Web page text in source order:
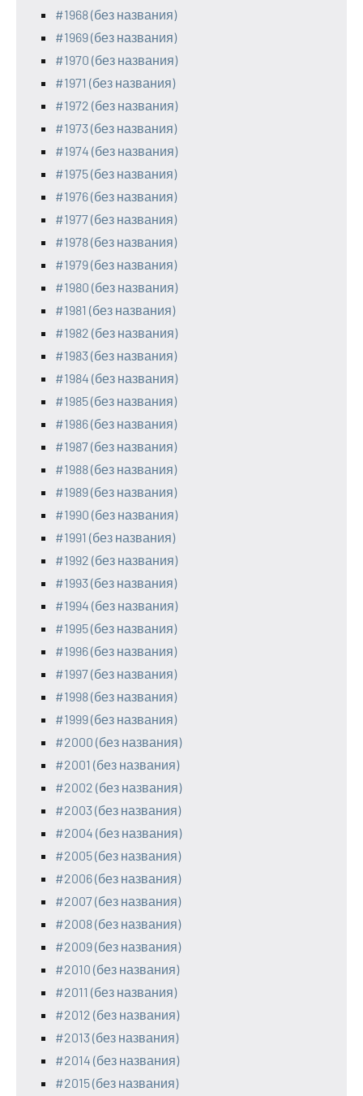
#1968 (без названия)
#1969 (без названия)
#1970 (без названия)
#1971 (без названия)
#1972 (без названия)
#1973 (без названия)
#1974 (без названия)
#1975 (без названия)
#1976 (без названия)
#1977 (без названия)
#1978 (без названия)
#1979 (без названия)
#1980 (без названия)
#1981 (без названия)
#1982 (без названия)
#1983 (без названия)
#1984 (без названия)
#1985 (без названия)
#1986 (без названия)
#1987 (без названия)
#1988 (без названия)
#1989 (без названия)
#1990 (без названия)
#1991 (без названия)
#1992 (без названия)
#1993 (без названия)
#1994 (без названия)
#1995 (без названия)
#1996 (без названия)
#1997 (без названия)
#1998 (без названия)
#1999 (без названия)
#2000 (без названия)
#2001 (без названия)
#2002 (без названия)
#2003 (без названия)
#2004 (без названия)
#2005 (без названия)
#2006 (без названия)
#2007 (без названия)
#2008 (без названия)
#2009 (без названия)
#2010 (без названия)
#2011 (без названия)
#2012 (без названия)
#2013 (без названия)
#2014 (без названия)
#2015 (без названия)